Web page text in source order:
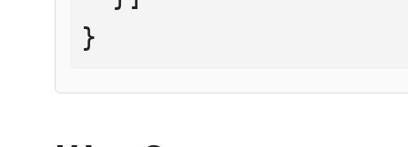
}